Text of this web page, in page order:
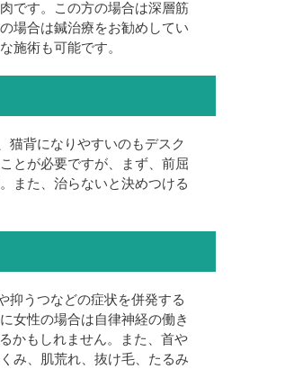
です。この方の場合は深層筋
場合は鍼治療をお勧めしてい
施術も可能です。
猫背になりやすいのもデスク
とが必要ですが、まず、前屈
また、治らないと決めつける
抑うつなどの症状を併発する
女性の場合は自律神経の働き
かもしれません。また、首や
み、肌荒れ、抜け毛、たるみ